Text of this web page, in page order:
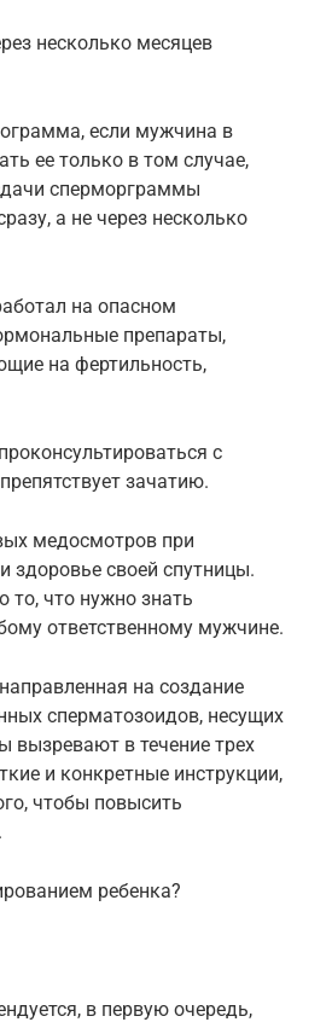
несколько месяцев
если мужчина в
ее только в том случае,
сперморграммы
а не через несколько
на опасном
препараты,
на фертильность,
с
зачатию.
медосмотров при
здоровье своей спутницы.
то, что нужно знать
ответственному мужчине.
на создание
сперматозоидов, несущих
вызревают в течение трех
и конкретные инструкции,
чтобы повысить
ребенка?
в первую очередь,